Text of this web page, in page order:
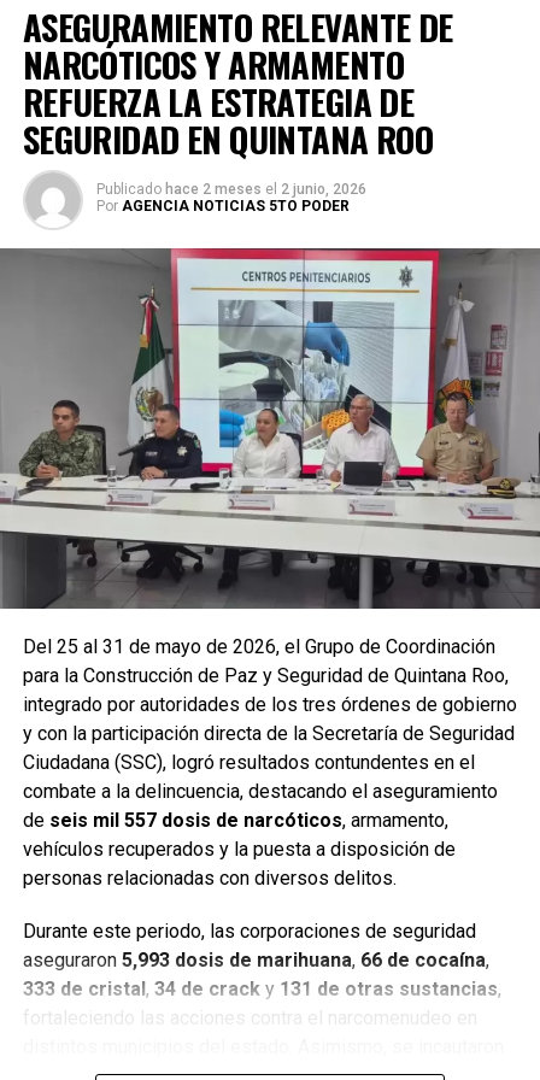
La coordinación tecnológica del C5 y el despliegue
operativo en campo permitieron la recuperación de105
relacionados con reportes de robo o probables
hechos delictivos. Además, se realizaron
24 mil 622
revisiones preventivasa personas y unidades
vehiculares, reforzando la vigilancia en zonas estratégicas
y puntos de alta movilidad.
Entre las acciones destacadas se encuentran detenciones
relevantes en
Benito Juárez, Lázaro Cárdenas y Tulum
narcóticos, vehículos y cumplimentaron órdenes de
aprehensión contra personas presuntamente vinculadas
con delitos de alto impacto.
ASEGURAMIENTO RELEVANTE DE
NARCÓTICOS Y ARMAMENTO
REFUERZA LA ESTRATEGIA DE
SEGURIDAD EN QUINTANA ROO
Publicado hace 2 meses el 2 junio, 2026
Por AGENCIA NOTICIAS 5TO PODER
Del 25 al 31 de mayo de 2026, el Grupo de Coordinación
para la Construcción de Paz y Seguridad de Quintana Roo,
integrado por autoridades de los tres órdenes de gobierno
y con la participación directa de la Secretaría de Seguridad
Ciudadana (SSC), logró resultados contundentes en el
combate a la delincuencia, destacando el aseguramiento
de seis mil 557 dosis de narcóticos, armamento,
vehículos recuperados y la puesta a disposición de
personas relacionadas con diversos delitos.
Durante este periodo, las corporaciones de seguridad
aseguraron 5,993 dosis de marihuana, 66 de cocaína,
333 de cristal, 34 de cracky 131 de otras sustancias,
fortaleciendo las acciones contra el narcomenudeo en